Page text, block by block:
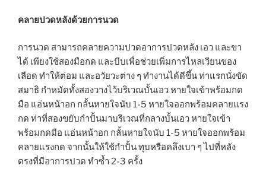
คลายปวดหลังด้วยการนวด
การนวด สามารถคลายความปวดอาการปวดหลัง เอว และขา
ได้ เพียงใช้สองมือกด และบีบเพื่อช่วยเพิ่มการไหลเวียนของ
เลือด ทำให้ต่อม และอวัยวะต่าง ๆ ทำงานได้ดีขึ้น ท่าแรกนั่งขัด
สมาธิ กำหมัดทั้งสองวางไว้บริเวณบั้นเอว หายใจเข้าพร้อมกด
มือ แอ่นหน้าอก กลั้นหายใจนับ 1-5 หายใจออกพร้อมคลายแรง
กด ท่าที่สองขยับกำปั้นมาบริเวณที่กลางบั้นเอว หายใจเข้า
พร้อมกดมือ แอ่นหน้าอก กลั้นหายใจนับ 1-5 หายใจออกพร้อม
คลายแรงกด จากนั้นให้ใช้กำปั้น ทุบหรือคลึงเบา ๆ ไปที่หลัง
ตรงที่มีอาการปวด ทำซ้ำ 2-3 ครั้ง